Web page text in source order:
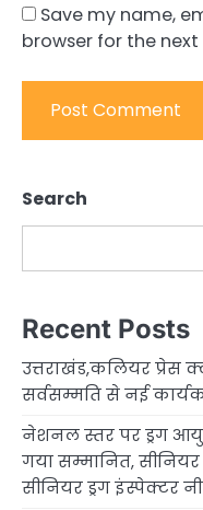
Save my name,
browser for the
Search
Recent Posts
उत्तराखंड,कलियर प्रेस
सर्वसम्मति से नई
नेशनल स्तर पर ड्रग
गया सम्मानित,
सीनियर ड्रग इंस्पेक्टर